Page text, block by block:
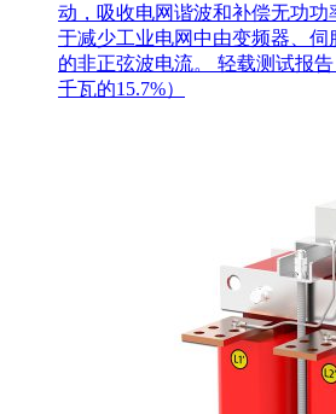
动，吸收电网谐波和补偿无功功
于减少工业电网中由变频器、伺
的非正弦波电流。 轻载测试报
千瓦的15.7%）